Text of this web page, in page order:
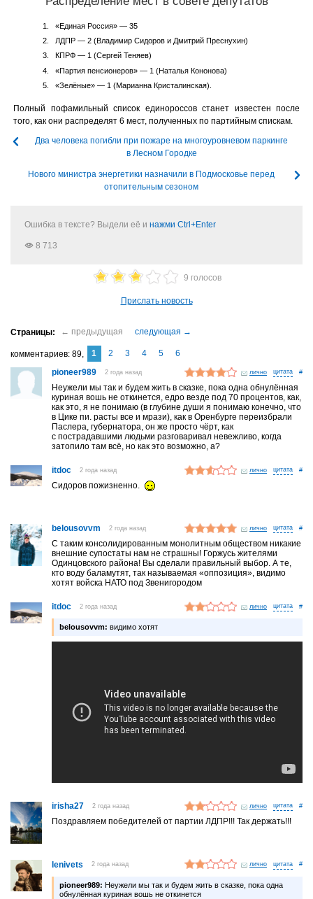
«Единая Россия» — 35
ЛДПР — 2 (Владимир Сидоров и Дмитрий Преснухин)
КПРФ — 1 (Сергей Теняев)
«Партия пенсионеров» — 1 (Наталья Кононова)
«Зелёные» — 1 (Марианна Кристалинская).
Полный пофамильный список единороссов станет известен после
того, как они распределят 6 мест, полученных по партийным спискам.
Два человека погибли при пожаре на многоуровневом паркинге
в Лесном Городке
Нового министра энергетики назначили в Подмосковье перед
отопительным сезоном
Ошибка в тексте? Выдели её и нажми Ctrl+Enter
8 713
9 голосов
Прислать новость
комментариев 89 1 2 3 4 5
6
pioneer989
2 года назад лично #
Неужели мы так и будем жить в сказке, пока одна обнулённая
куриная вошь не откинется, едро везде под 70 процентов, как,
как это, я не понимаю (в глубине души я понимаю конечно, что
в Цике пи. расты все и мрази), как в Оренбурге переизбрали
Паслера, губернатора, он же просто чёрт, как
с пострадавшими людьми разговаривал невежливо, когда
затопило там всё, но как это возможно, а?
itdoc 2 года назад лично #
Сидоров пожизненно.
belousovvm 2 года назад лично #
С таким консолидированным монолитным обществом никакие
внешние супостаты нам не страшны! Горжусь жителями
Одинцовского района! Вы сделали правильный выбор. А те,
кто воду баламутят, так называемая «оппозиция», видимо
хотят войска НАТО под Звенигородом
itdoc 2 года назад лично #
belousovvm: видимо хотят
irisha27 2 года назад лично #
Поздравляем победителей от партии ЛДПР!!! Так держать!!!
lenivets 2 года назад лично #
pioneer989: Неужели мы так и будем жить в сказке, пока одна
обнулённая куриная вошь не откинется